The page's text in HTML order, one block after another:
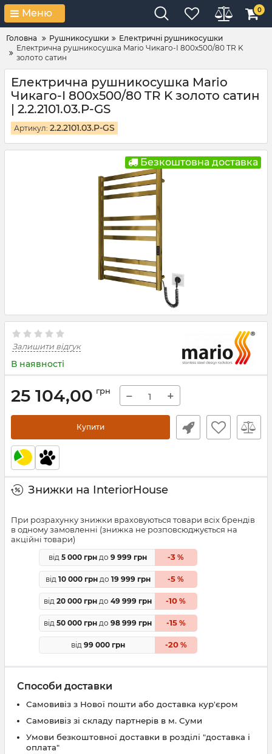
Меню 0
Головна Рушникосушки
Електричні рушникосушки
Електрична рушникосушка Mario Чикаго-І 800х500/80 TR K
золото сатин
Електрична рушникосушка Mario
Чикаго-І 800х500/80 TR K золото сатин
| 2.2.2101.03.P-GS
Артикул: 2.2.2101.03.P-GS
Безкоштовна доставка
Залишити відгук
В наявності
25 104,00 грн − +
Купити
Знижки на InteriorHouse
При розрахунку знижки враховуються товари всіх брендів
в одному замовленні (знижка не розповсюджується на
акційні товари)
від 5 000 грн до 9 999 грн -3 %
від 10 000 грндо 19 999 грн -5 %
від 20 000 грн до 49 999 грн -10 %
від 50 000 грн до 98 999 грн -15%
від 99 000 грн -20%
Способи доставки
Самовивіз з Нової пошти або доставка кур'єром
Самовивіз зі складу партнерів в м. Суми
Умови безкоштовної доставки в розділі "доставка і
оплата"